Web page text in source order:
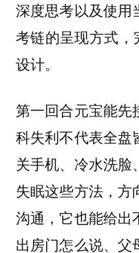
深度思考以及使用
考链的呈现方式
设计。
第一回合元宝能先
科失利不代表全盘
关手机、冷水洗脸
失眠这些方法，方
沟通，它也能给出
出房门怎么说、父